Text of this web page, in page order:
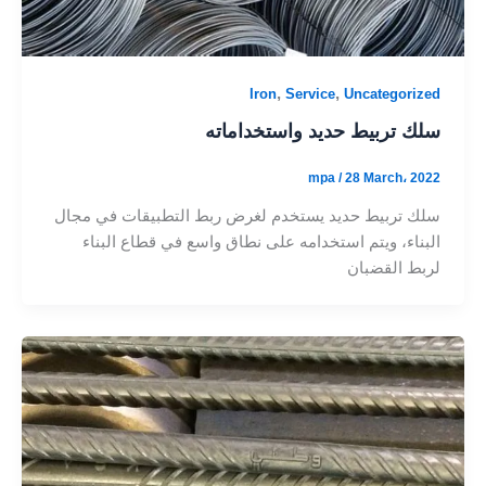
Iron,Service,Uncategorized
سلك تربيط حديد واستخداماته
mpa/28 March، 2022
سلك تربيط حديد يستخدم لغرض ربط التطبيقات في مجال
البناء، ويتم استخدامه على نطاق واسع في قطاع البناء
لربط القضبان